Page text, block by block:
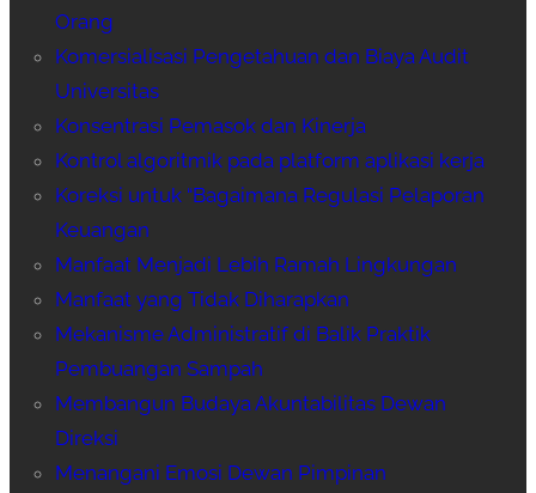
Orang
Komersialisasi Pengetahuan dan Biaya Audit
Universitas
Konsentrasi Pemasok dan Kinerja
Kontrol algoritmik pada platform aplikasi kerja
Koreksi untuk “Bagaimana Regulasi Pelaporan
Keuangan
Manfaat Menjadi Lebih Ramah Lingkungan
Manfaat yang Tidak Diharapkan
Mekanisme Administratif di Balik Praktik
Pembuangan Sampah
Membangun Budaya Akuntabilitas Dewan
Direksi
Menangani Emosi Dewan Pimpinan